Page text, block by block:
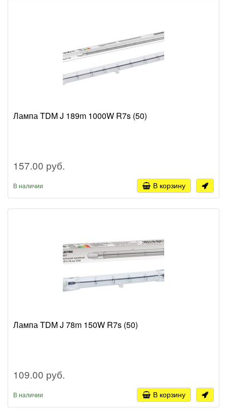
Лампа TDM J 189m 1000W R7s (50)
157.00 руб.
В наличии В корзину
Лампа TDM J 78m 150W R7s (50)
109.00 руб.
В наличии В корзину